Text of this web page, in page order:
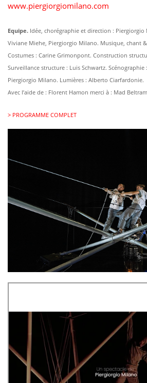
www.piergiorgiomilano.com
Equipe. Idée, chorégraphie et direction :
Viviane Miehe, Piergiorgio Milano. Musique, chant
Costumes : Carine Grimonpont. Construction
Surveillance structure : Luis Schwartz. Scénographie
Piergiorgio Milano. Lumières : Alberto Ciarfardonie.
Avec l’aide de : Florent Hamon merci à : Mad
> PROGRAMME COMPLET